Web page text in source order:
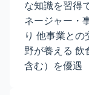
な知識を習得
ネージャー・
り 他事業との
野が養える 飲
含む）を優遇